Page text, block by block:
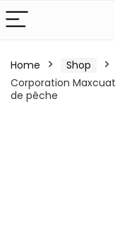
Home Shop
Corporation
de pêche